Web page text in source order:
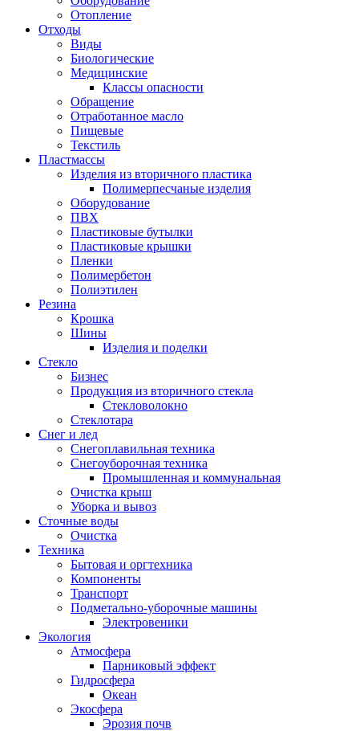
Отопление
Отходы
Виды
Биологические
Медицинские
Классы опасности
Обращение
Отработанное масло
Пищевые
Текстиль
Пластмассы
Изделия из вторичного пластика
Полимерпесчаные изделия
Оборудование
ПВХ
Пластиковые бутылки
Пластиковые крышки
Пленки
Полимербетон
Полиэтилен
Резина
Крошка
Шины
Изделия и поделки
Стекло
Бизнес
Продукция из вторичного стекла
Стекловолокно
Стеклотара
Снег и лед
Снегоплавильная техника
Снегоуборочная техника
Промышленная и коммунальная
Очистка крыш
Уборка и вывоз
Сточные воды
Очистка
Техника
Бытовая и оргтехника
Компоненты
Транспорт
Подметально-уборочные машины
Электровеники
Экология
Атмосфера
Парниковый эффект
Гидросфера
Океан
Экосфера
Эрозия почв